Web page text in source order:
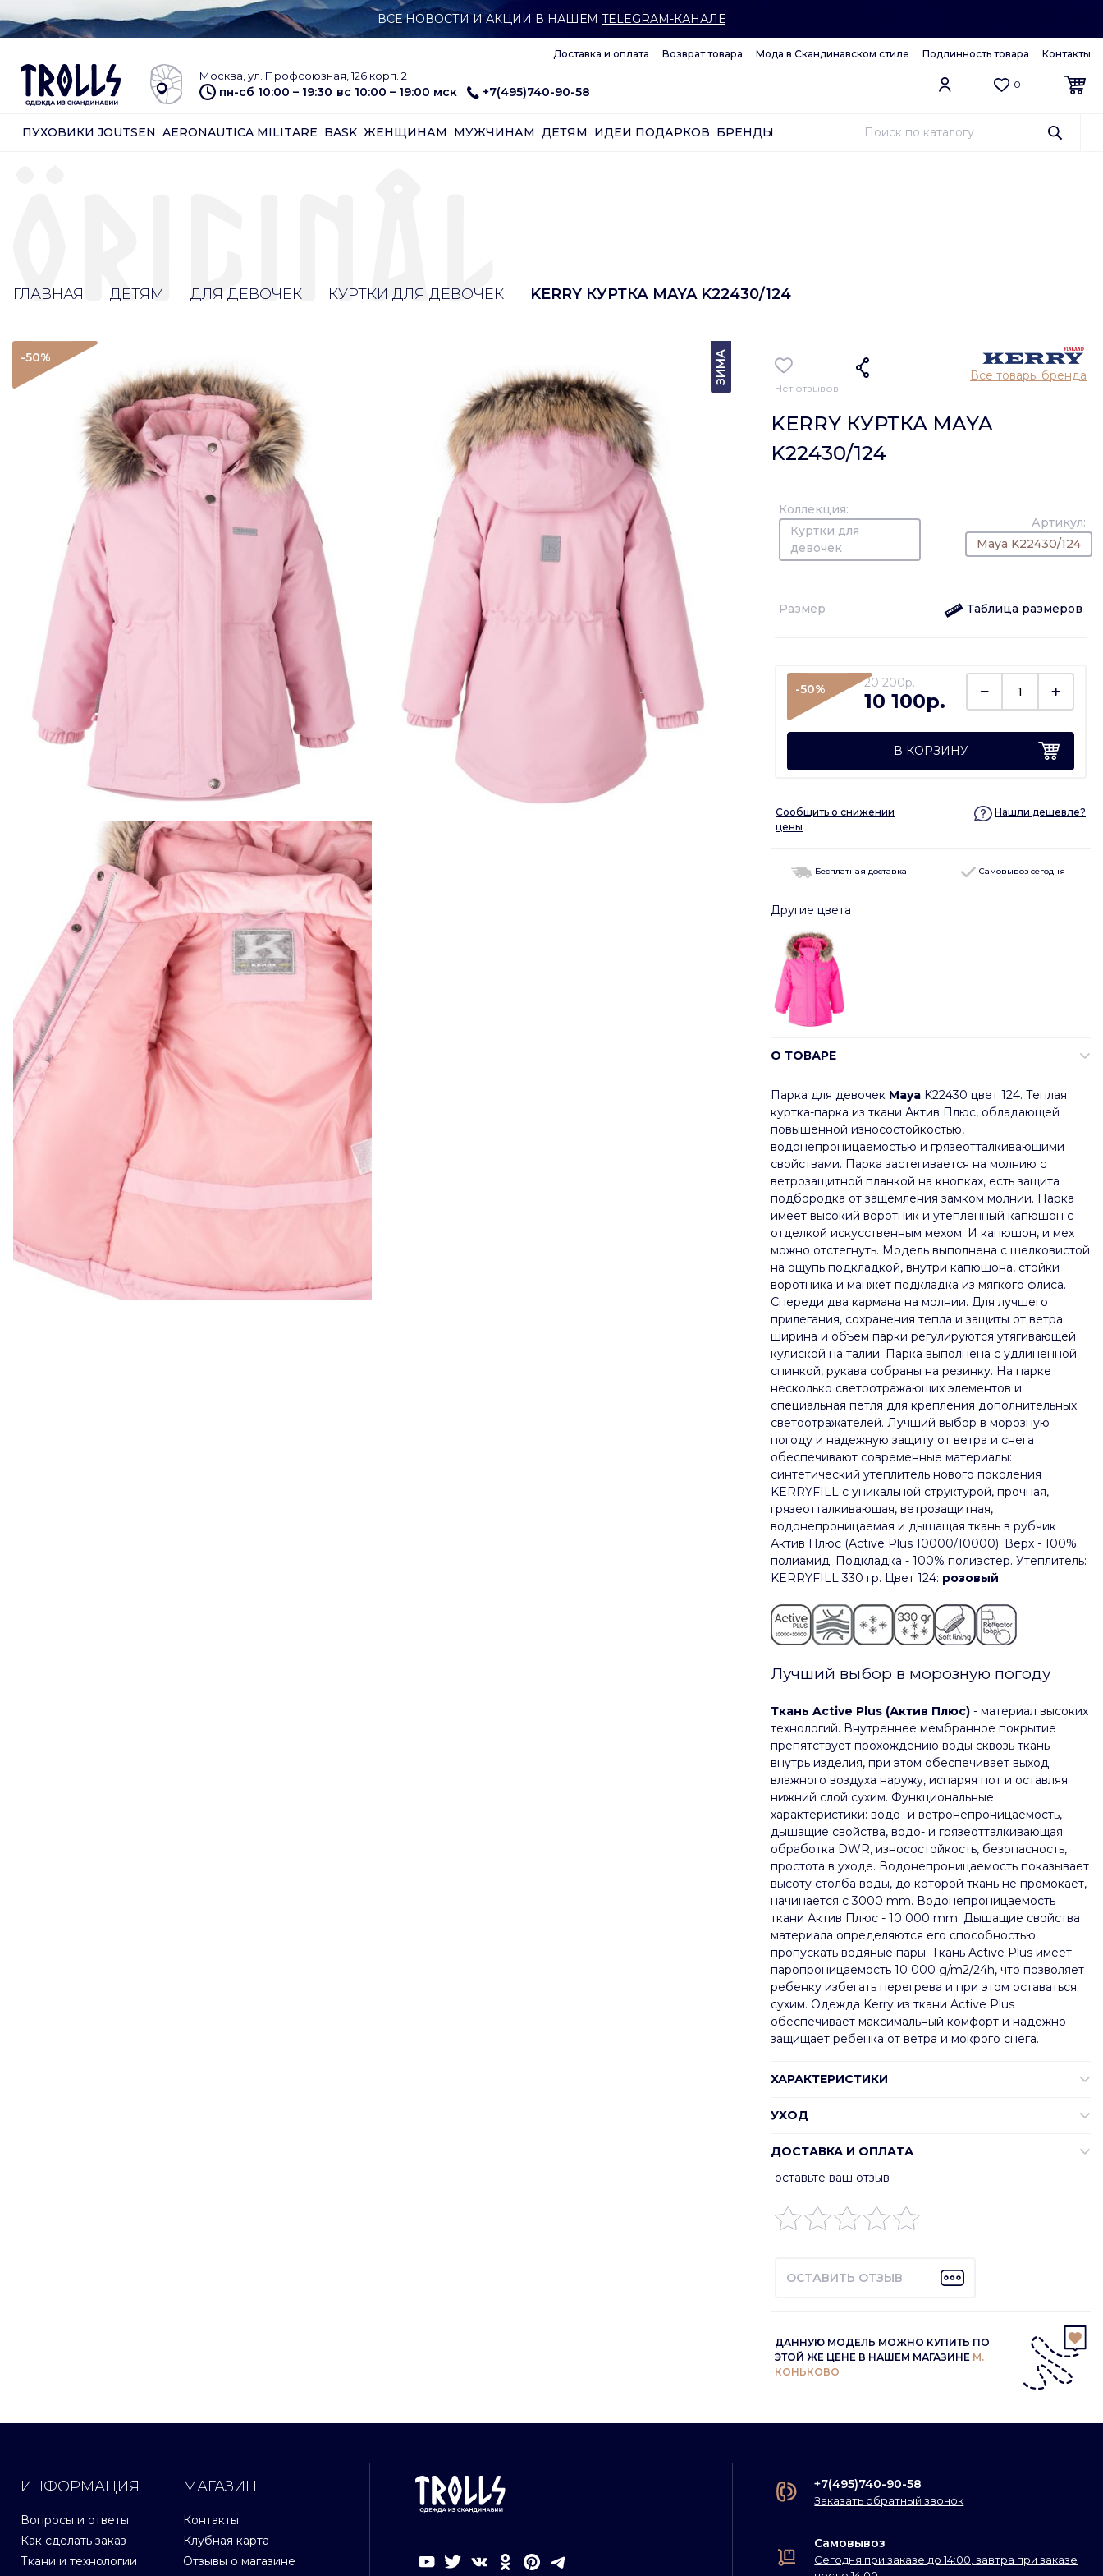
ВСЕ НОВОСТИ И АКЦИИ В НАШЕМ TELEGRAM-КАНАЛЕ
Доставка и оплата Возврат товара Мода в Скандинавском стиле Подлинность товара Контакты
Москва, ул. Профсоюзная, 126 корп. 2
пн-сб 10:00 – 19:30 вс 10:00 – 19:00 мск +7(495)740-90-58
0
ПУХОВИКИ JOUTSEN AERONAUTICA MILITARE BASK ЖЕНЩИНАМ МУЖЧИНАМ ДЕТЯМ ИДЕИ ПОДАРКОВ БРЕНДЫ
ГЛАВНАЯ ДЕТЯМ ДЛЯ ДЕВОЧЕК КУРТКИ ДЛЯ ДЕВОЧЕК KERRY КУРТКА MAYA K22430/124
-50% ЗИМА
Нет отзывов
Все товары бренда
KERRY КУРТКА MAYA
K22430/124
Коллекция:
Куртки для
девочек
Артикул:
Maya K22430/124
Размер Таблица размеров
-50% 20 200p.
10 100p.
В КОРЗИНУ
Сообщить о снижении
цены
Нашли дешевле?
Бесплатная доставка Самовывоз сегодня
Другие цвета
О ТОВАРЕ
Парка для девочек Maya K22430 цвет 124. Теплая
куртка-парка из ткани Актив Плюс, обладающей
повышенной износостойкостью,
водонепроницаемостью и грязеотталкивающими
свойствами. Парка застегивается на молнию с
ветрозащитной планкой на кнопках, есть защита
подбородка от защемления замком молнии. Парка
имеет высокий воротник и утепленный капюшон с
отделкой искусственным мехом. И капюшон, и мех
можно отстегнуть. Модель выполнена с шелковистой
на ощупь подкладкой, внутри капюшона, стойки
воротника и манжет подкладка из мягкого флиса.
Спереди два кармана на молнии. Для лучшего
прилегания, сохранения тепла и защиты от ветра
ширина и объем парки регулируются утягивающей
кулиской на талии. Парка выполнена с удлиненной
спинкой, рукава собраны на резинку. На парке
несколько светоотражающих элементов и
специальная петля для крепления дополнительных
светоотражателей. Лучший выбор в морозную
погоду и надежную защиту от ветра и снега
обеспечивают современные материалы:
синтетический утеплитель нового поколения
KERRYFILL с уникальной структурой, прочная,
грязеотталкивающая, ветрозащитная,
водонепроницаемая и дышащая ткань в рубчик
Актив Плюс (Active Plus 10000/10000). Верх - 100%
полиамид. Подкладка - 100% полиэстер. Утеплитель:
KERRYFILL 330 гр. Цвет 124: розовый.
Лучший выбор в морозную погоду
Ткань Active Plus (Актив Плюс) - материал высоких
технологий. Внутреннее мембранное покрытие
препятствует прохождению воды сквозь ткань
внутрь изделия, при этом обеспечивает выход
влажного воздуха наружу, испаряя пот и оставляя
нижний слой сухим. Функциональные
характеристики: водо- и ветронепроницаемость,
дышащие свойства, водо- и грязеотталкивающая
обработка DWR, износостойкость, безопасность,
простота в уходе. Водонепроницаемость показывает
высоту столба воды, до которой ткань не промокает,
начинается с 3000 mm. Водонепроницаемость
ткани Актив Плюс - 10 000 mm. Дышащие свойства
материала определяются его способностью
пропускать водяные пары. Ткань Active Plus имеет
паропроницаемость 10 000 g/m2/24h, что позволяет
ребенку избегать перегрева и при этом оставаться
сухим. Одежда Kerry из ткани Active Plus
обеспечивает максимальный комфорт и надежно
защищает ребенка от ветра и мокрого снега.
ХАРАКТЕРИСТИКИ
УХОД
ДОСТАВКА И ОПЛАТА
оставьте ваш отзыв
ОСТАВИТЬ ОТЗЫВ
ДАННУЮ МОДЕЛЬ МОЖНО КУПИТЬ ПО
ЭТОЙ ЖЕ ЦЕНЕ В НАШЕМ МАГАЗИНЕ М.
КОНЬКОВО
ИНФОРМАЦИЯ
Вопросы и ответы
Как сделать заказ
Ткани и технологии
МАГАЗИН
Контакты
Клубная карта
Отзывы о магазине
+7(495)740-90-58
Заказать обратный звонок
Самовывоз
Сегодня при заказе до 14:00, завтра при заказе